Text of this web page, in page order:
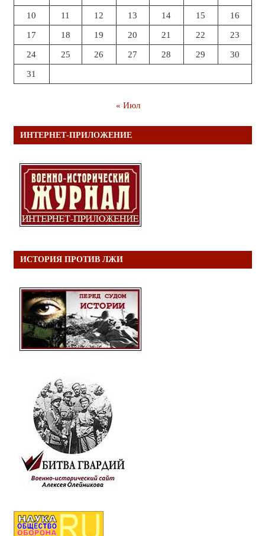
10 11 12 13 14 15 16
17 18 19 20 21 22 23
24 25 26 27 28 29 30
31
« Июл
ИНТЕРНЕТ-ПРИЛОЖЕНИЕ
ИСТОРИЯ ПРОТИВ ЛЖИ